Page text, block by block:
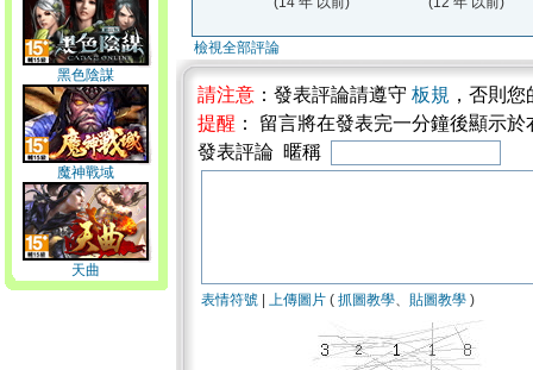
黑色陰謀
魔神戰域
天曲
檢視全部評論
請注意 ：發表評論請遵守 板規 ，否則
提醒 ： 留言將在發表完一分鐘後顯示
發表評論 暱稱
表情符號 上傳圖片 ( 抓圖教學、 貼圖教學 )